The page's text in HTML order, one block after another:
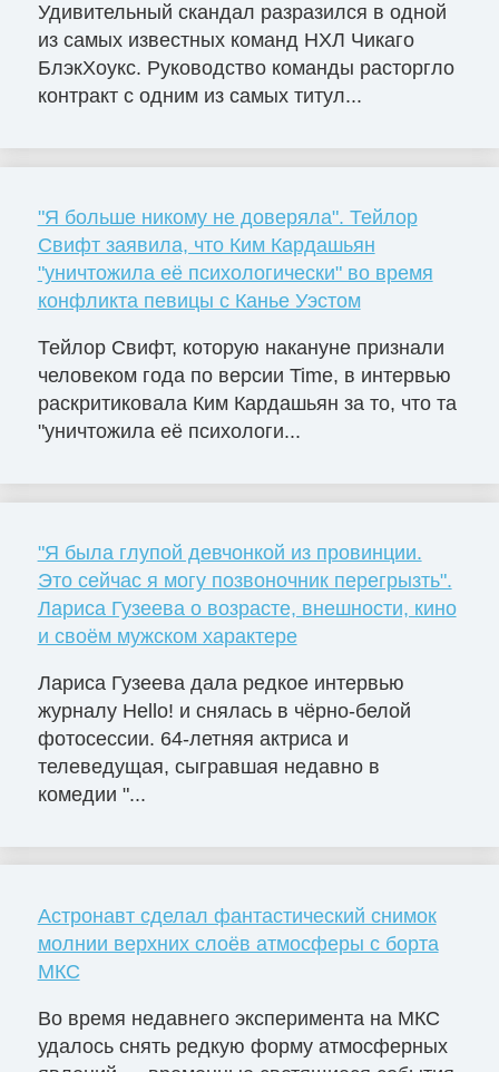
Удивительный скандал разразился в одной
из самых известных команд НХЛ Чикаго
БлэкХоукс. Руководство команды расторгло
контракт с одним из самых титул...
"Я больше никому не доверяла". Тейлор
Свифт заявила, что Ким Кардашьян
"уничтожила её психологически" во время
конфликта певицы с Канье Уэстом
Тейлор Свифт, которую накануне признали
человеком года по версии Time, в интервью
раскритиковала Ким Кардашьян за то, что та
"уничтожила её психологи...
"Я была глупой девчонкой из провинции.
Это сейчас я могу позвоночник перегрызть".
Лариса Гузеева о возрасте, внешности, кино
и своём мужском характере
Лариса Гузеева дала редкое интервью
журналу Hello! и снялась в чёрно-белой
фотосессии. 64-летняя актриса и
телеведущая, сыгравшая недавно в
комедии "...
Астронавт сделал фантастический снимок
молнии верхних слоёв атмосферы с борта
МКС
Во время недавнего эксперимента на МКС
удалось снять редкую форму атмосферных